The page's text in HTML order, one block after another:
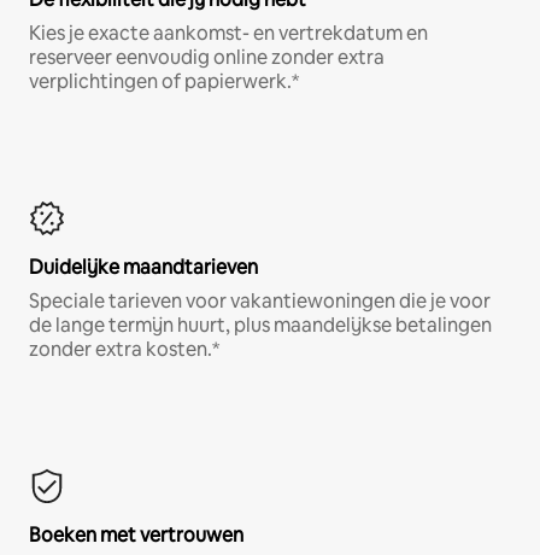
Kies je exacte aankomst- en vertrekdatum en
reserveer eenvoudig online zonder extra
verplichtingen of papierwerk.*
Duidelijke maandtarieven
Speciale tarieven voor vakantiewoningen die je voor
de lange termijn huurt, plus maandelijkse betalingen
zonder extra kosten.*
Boeken met vertrouwen